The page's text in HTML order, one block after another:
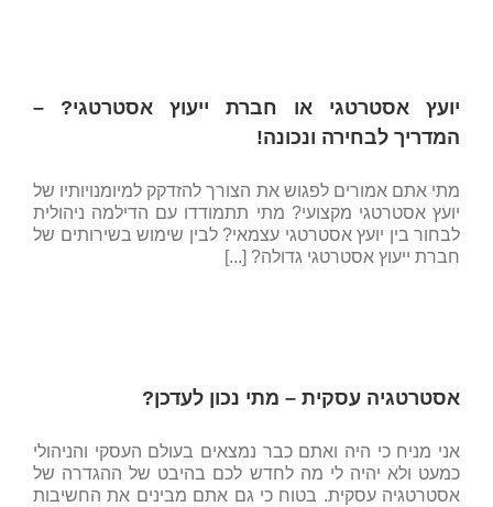
יועץ אסטרטגי או חברת ייעוץ אסטרטגי? –
המדריך לבחירה ונכונה!
מתי אתם אמורים לפגוש את הצורך להזדקק למיומנויותיו של
יועץ אסטרטגי מקצועי? מתי תתמודדו עם הדילמה ניהולית
לבחור בין יועץ אסטרטגי עצמאי? לבין שימוש בשירותים של
חברת ייעוץ אסטרטגי גדולה? [...]
אסטרטגיה עסקית – מתי נכון לעדכן?
אני מניח כי היה ואתם כבר נמצאים בעולם העסקי והניהולי
כמעט ולא יהיה לי מה לחדש לכם בהיבט של ההגדרה של
אסטרטגיה עסקית. בטוח כי גם אתם מבינים את החשיבות